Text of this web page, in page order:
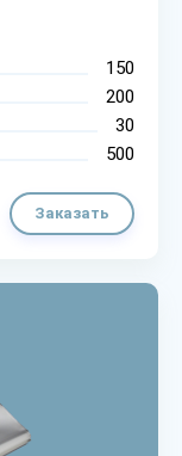
150
200
30
500
Заказать